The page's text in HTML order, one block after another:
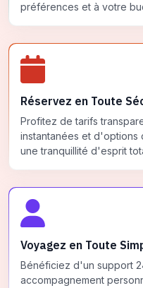
préférences et à votre
Réservez en Toute
Profitez de tarifs
instantanées et d'options
une tranquillité d'esprit
Voyagez en Toute
Bénéficiez d'un support
accompagnement